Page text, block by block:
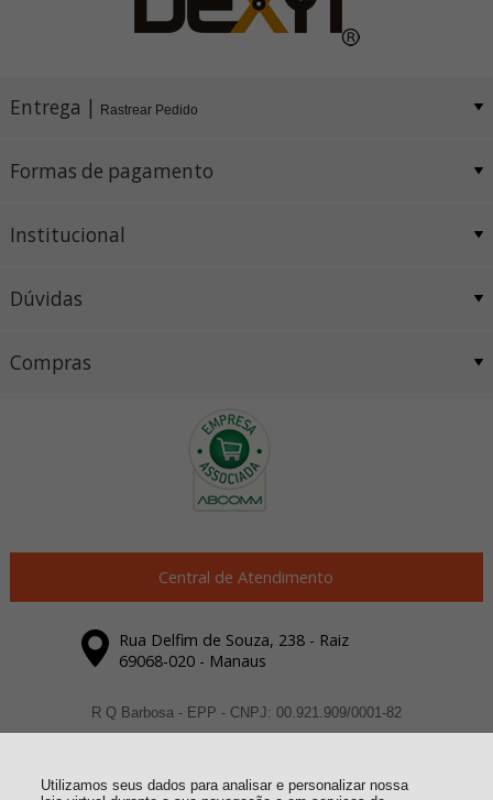
Utilizamos seus dados para analisar e personalizar nossa
Entrega | Rastrear Pedido
Formas de pagamento
Institucional
Dúvidas
Compras
Central de Atendimento
Rua Delfim de Souza, 238 - Raiz
69068-020 - Manaus
R Q Barbosa - EPP - CNPJ: 00.921.909/0001-82